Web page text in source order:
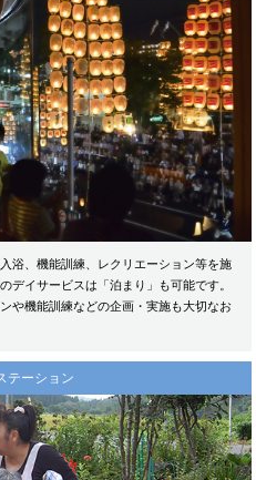
浴、機能訓練、レクリエーション等を施
デイサービスは「泊まり」も可能です。
や機能訓練などの企画・実施も大切なお
テーション